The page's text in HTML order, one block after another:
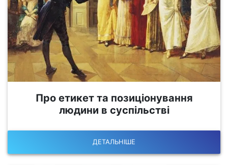
Про етикет та позиціонування
людини в суспільстві
ДЕТАЛЬНІШЕ